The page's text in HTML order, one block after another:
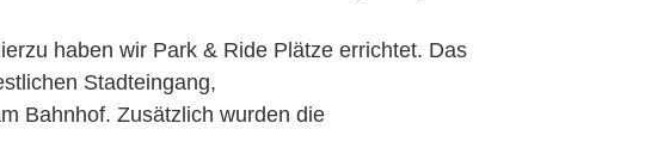
haben wir Park & Ride Plätze errichtet. Das
Stadteingang,
Bahnhof. Zusätzlich wurden die